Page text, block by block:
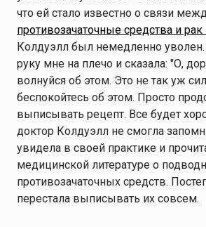
что ей стало известно о связи
противозачаточные средства и рак
Колдуэлл был немедленно
руку мне на плечо и сказала: "О,
волнуйся об этом. Это не так уж
беспокойтесь об этом. Просто
выписывать рецепт. Все будет
доктор Колдуэлл не смогла
увидела в своей практике и
медицинской литературе о
противозачаточных средств.
перестала выписывать их совсем.